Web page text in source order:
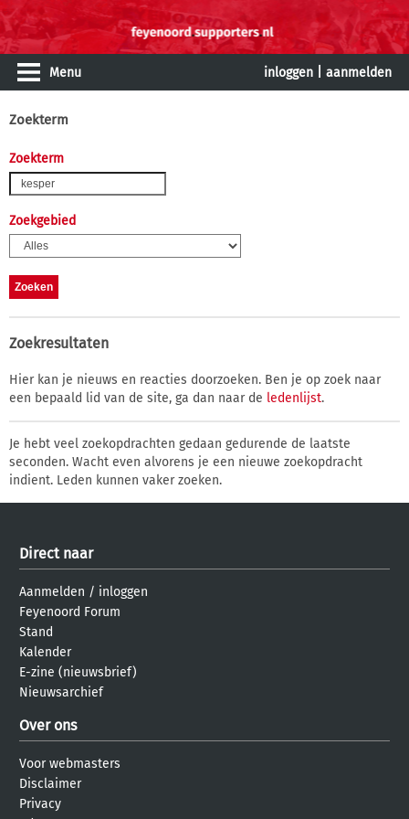
Menu inloggen aanmelden
Zoekterm
Zoekterm
Zoekgebied
Zoekresultaten
Hier kan je nieuws en reacties doorzoeken. Ben je op zoek naar
een bepaald lid van de site, ga dan naar de ledenlijst.
Je hebt veel zoekopdrachten gedaan gedurende de laatste
seconden. Wacht even alvorens je een nieuwe zoekopdracht
indient. Leden kunnen vaker zoeken.
Direct naar
Aanmelden / inloggen
Feyenoord Forum
Stand
Kalender
E-zine (nieuwsbrief)
Nieuwsarchief
Over ons
Voor webmasters
Disclaimer
Privacy